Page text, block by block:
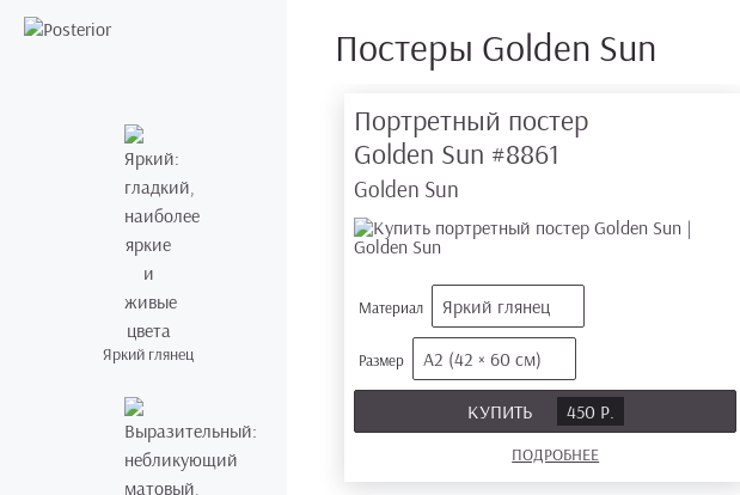
Яркий глянец
Постеры Golden Sun
Портретный постер
Golden Sun #8861
Golden Sun
Материал Яркий глянец
Размер А2 (42 × 60 см)
КУПИТЬ 450 Р.
ПОДРОБНЕЕ